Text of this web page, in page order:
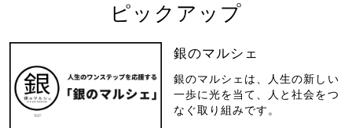
ピックアップ
銀のマルシェ
銀のマルシェは、人生の新しい
一歩に光を当て、人と社会をつ
なぐ取り組みです。